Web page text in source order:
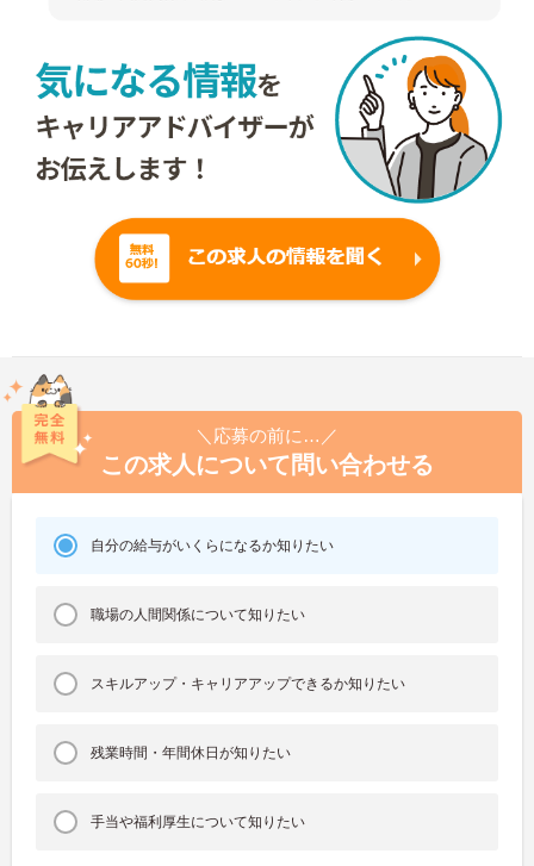
＼応募の前に…／
この求人について問い合わせる
自分の給与がいくらになるか知りたい
職場の人間関係について知りたい
スキルアップ・キャリアアップできるか知りたい
残業時間・年間休日が知りたい
手当や福利厚生について知りたい